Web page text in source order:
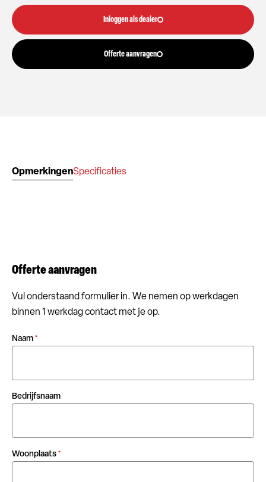
Inloggen als dealer
Offerte aanvragen
OpmerkingenSpecificaties
Offerte aanvragen
Vul onderstaand formulier in. We nemen op werkdagen
binnen 1 werkdag contact met je op.
Naam *
Bedrijfsnaam
Woonplaats *